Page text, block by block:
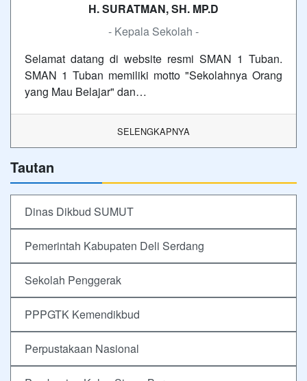
H. SURATMAN, SH. MP.D
- Kepala Sekolah -
Selamat datang di website resmi SMAN 1 Tuban.
SMAN 1 Tuban memiliki motto "Sekolahnya Orang
yang Mau Belajar" dan…
SELENGKAPNYA
Tautan
Dinas Dikbud SUMUT
Pemerintah Kabupaten Deli Serdang
Sekolah Penggerak
PPPGTK Kemendikbud
Perpustakaan Nasional